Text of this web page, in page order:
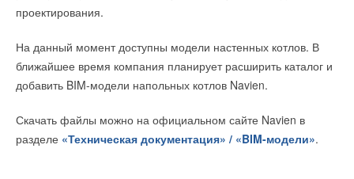
проектирования.
На данный момент доступны модели настенных котлов. В
ближайшее время компания планирует расширить каталог и
добавить BIM-модели напольных котлов Navien.
Скачать файлы можно на официальном сайте Navien в
разделе «Техническая документация» / «BIM-модели».
За время эксплуатации щитов PDV был выявлен ряд
в рамках нестандартных исполнений. Наиболее
востребованными из них стали управление системой по
концевому выключателю двери безопасной зоны для
управления двумя независимыми системами
противодымной вентиляции с помощью одного щита.
«Атомстройэкспорт» (входит в состав Госкорпорации
технологических инноваций. В работе совета приняли
участие более 150 специалистов, оценку технологий
выполнили ведущие эксперты в промышленном
На этапе предварительного отбора было рассмотрено 60